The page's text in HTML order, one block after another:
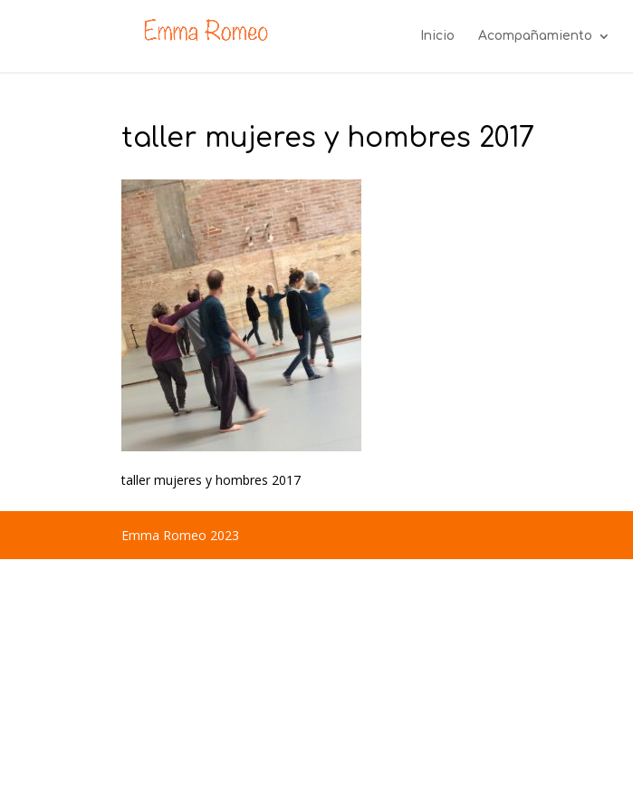
Inicio Acompañamiento
taller mujeres y hombres 2017
taller mujeres y hombres 2017
Emma Romeo 2023